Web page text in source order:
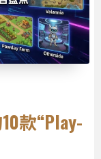
款“Play-